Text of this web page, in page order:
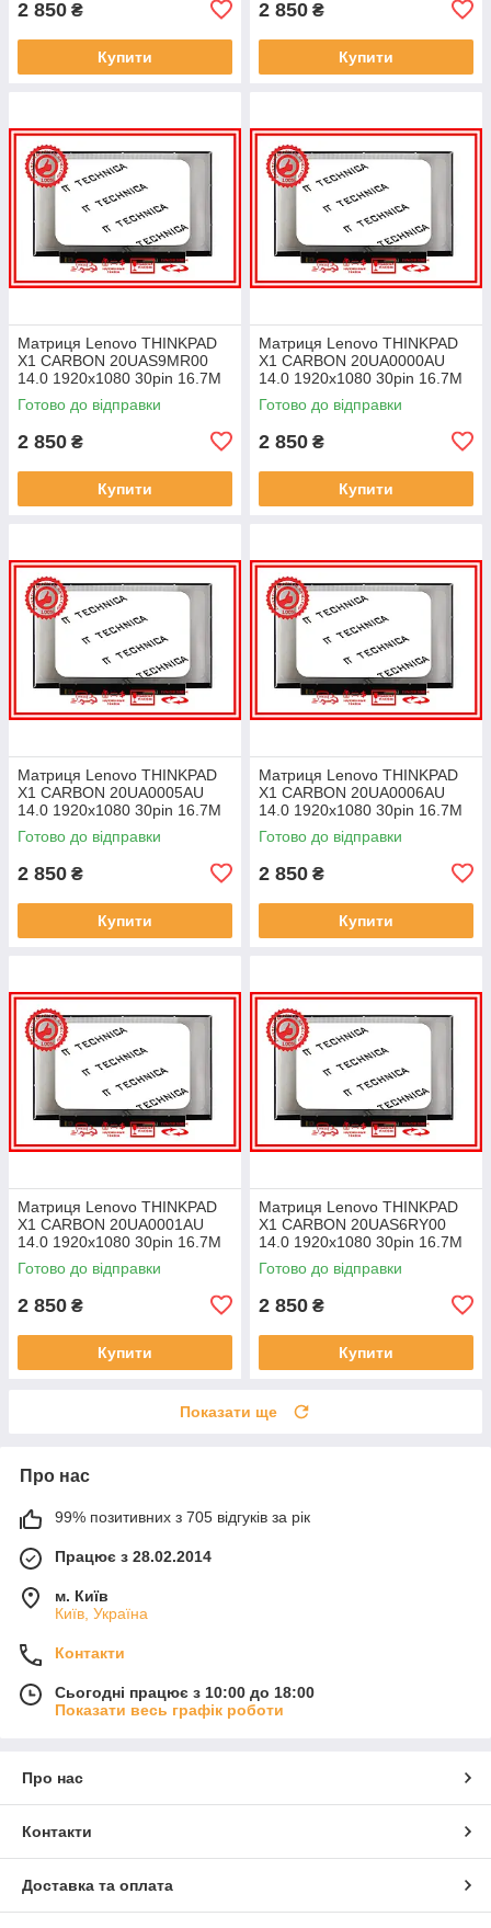
2 850 ₴
Купити
2 850 ₴
Купити
Матриця Lenovo THINKPAD
X1 CARBON 20UAS9MR00
14.0 1920x1080 30pin 16.7M
45% NTSC 300 cd/m² для
ноутбука
Готово до відправки
2 850 ₴
Купити
Матриця Lenovo THINKPAD
X1 CARBON 20UA0000AU
14.0 1920x1080 30pin 16.7M
45% NTSC 300 cd/m² для
ноутбука
Готово до відправки
2 850 ₴
Купити
Матриця Lenovo THINKPAD
X1 CARBON 20UA0005AU
14.0 1920x1080 30pin 16.7M
45% NTSC 300 cd/m² для
ноутбука
Готово до відправки
2 850 ₴
Купити
Матриця Lenovo THINKPAD
X1 CARBON 20UA0006AU
14.0 1920x1080 30pin 16.7M
45% NTSC 300 cd/m² для
ноутбука
Готово до відправки
2 850 ₴
Купити
Матриця Lenovo THINKPAD
X1 CARBON 20UA0001AU
14.0 1920x1080 30pin 16.7M
45% NTSC 300 cd/m² для
ноутбука
Готово до відправки
2 850 ₴
Купити
Матриця Lenovo THINKPAD
X1 CARBON 20UAS6RY00
14.0 1920x1080 30pin 16.7M
45% NTSC 300 cd/m² для
ноутбука
Готово до відправки
2 850 ₴
Купити
Показати ще
Про нас
99% позитивних з 705 відгуків за рік
Працює з 28.02.2014
м. Київ
Київ, Україна
Контакти
Сьогодні працює з 10:00 до 18:00
Показати весь графік роботи
Про нас
Контакти
Доставка та оплата